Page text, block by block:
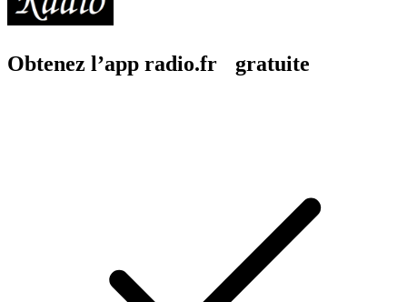
Obtenez l’app radio.fr gratuite